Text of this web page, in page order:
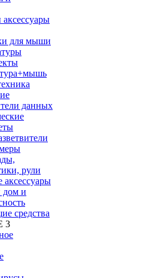
для мыши
данных
рули
аксессуары
и
средства
3